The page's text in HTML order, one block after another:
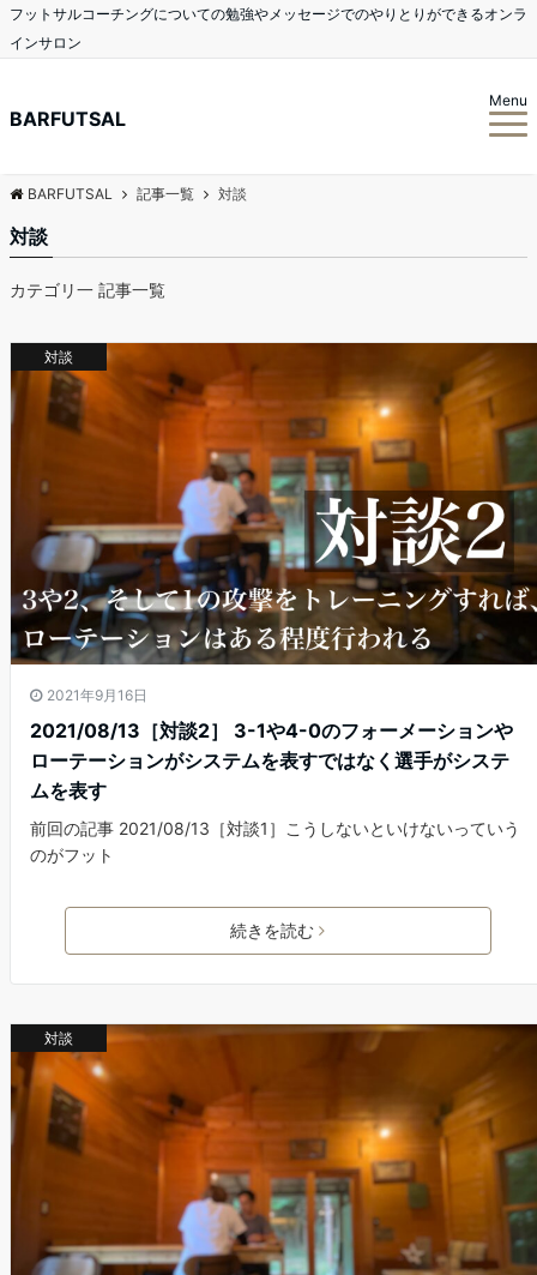
フットサルコーチングについての勉強やメッセージでのやりとりができるオンラ
インサロン
BARFUTSAL
Menu
BARFUTSAL 記事一覧 対談
対談
カテゴリ一 記事一覧
対談
2021年9月16日
2021/08/13［対談2］ 3-1や4-0のフォーメーションや
ローテーションがシステムを表すではなく選手がシステ
ムを表す
前回の記事 2021/08/13［対談1］こうしないといけないっていう
のがフット
続きを読む
対談